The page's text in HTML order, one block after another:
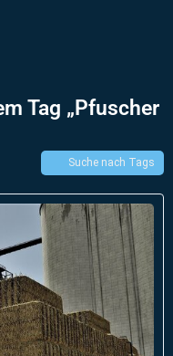
Tag „Pfuscher
Suche nach Tags